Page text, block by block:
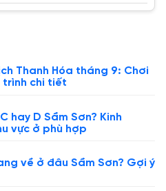
Thanh Hóa tháng 9: Chơi
trình chi tiết
hay D Sầm Sơn? Kinh
vực ở phù hợp
về ở đâu Sầm Sơn? Gợi ý